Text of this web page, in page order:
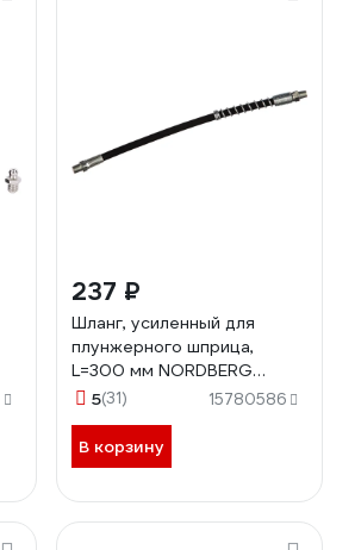
237 ₽
Шланг, усиленный для
плунжерного шприца,
L=300 мм NORDBERG
NO9312
5(31) 15780586
В корзину